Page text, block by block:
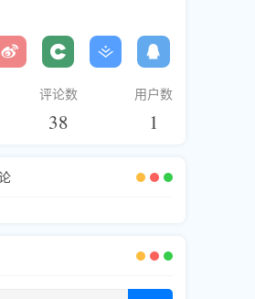
评论数
38
用户数
1